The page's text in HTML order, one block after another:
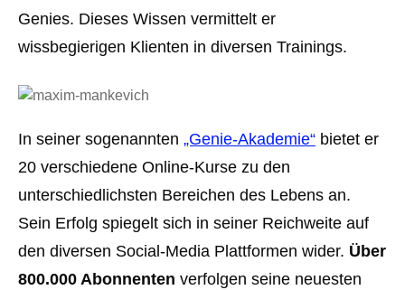
Genies. Dieses Wissen vermittelt er
wissbegierigen Klienten in diversen Trainings.
In seiner sogenannten „Genie-Akademie“ bietet er
20 verschiedene Online-Kurse zu den
unterschiedlichsten Bereichen des Lebens an.
Sein Erfolg spiegelt sich in seiner Reichweite auf
den diversen Social-Media Plattformen wider. Über
800.000 Abonnenten verfolgen seine neuesten